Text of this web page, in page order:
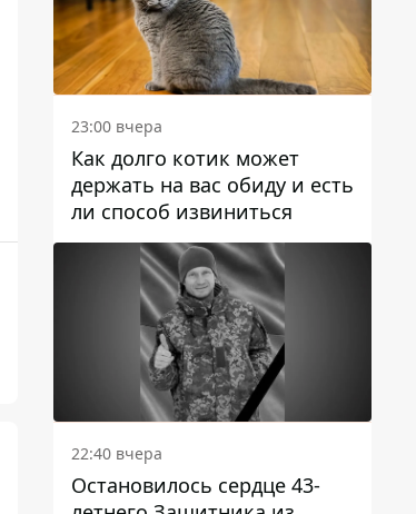
23:00 вчера
Как долго котик может
держать на вас обиду и есть
ли способ извиниться
22:40 вчера
Остановилось сердце 43-